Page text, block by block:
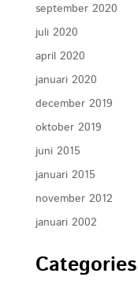
september 2020
juli 2020
april 2020
januari 2020
december 2019
oktober 2019
juni 2015
januari 2015
november 2012
januari 2002
Categories